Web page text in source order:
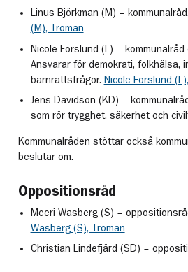
Linus Björkman (M) –
(M), Troman
Nicole Forslund (L) –
Ansvarar för demokrati, folkhälsa,
barnrättsfrågor. Nicole Forslund
Jens Davidson (KD) –
som rör trygghet, säkerhet och
Kommunalråden stöttar också
beslutar om.
Oppositionsråd
Meeri Wasberg (S) –
Wasberg (S), Troman
Christian Lindefjärd (SD) –